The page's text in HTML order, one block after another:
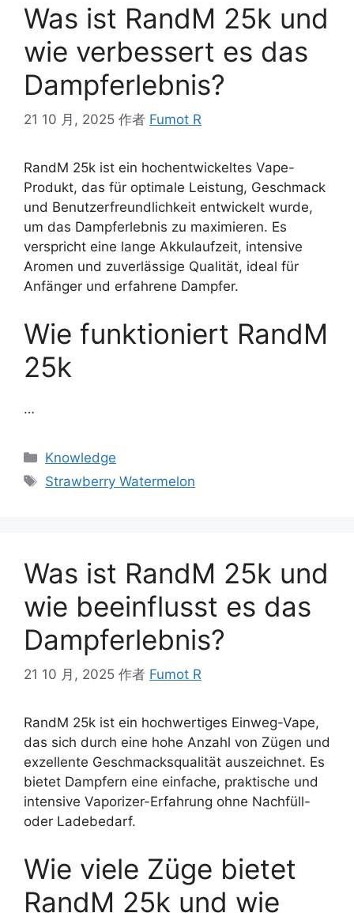
Was ist RandM 25k und
wie verbessert es das
Dampferlebnis?
21 10 月, 2025 作者 Fumot R
RandM 25k ist ein hochentwickeltes Vape-
Produkt, das für optimale Leistung, Geschmack
und Benutzerfreundlichkeit entwickelt wurde,
um das Dampferlebnis zu maximieren. Es
verspricht eine lange Akkulaufzeit, intensive
Aromen und zuverlässige Qualität, ideal für
Anfänger und erfahrene Dampfer.
Wie funktioniert RandM
25k
…
Knowledge
Strawberry Watermelon
Was ist RandM 25k und
wie beeinflusst es das
Dampferlebnis?
21 10 月, 2025 作者 Fumot R
RandM 25k ist ein hochwertiges Einweg-Vape,
das sich durch eine hohe Anzahl von Zügen und
exzellente Geschmacksqualität auszeichnet. Es
bietet Dampfern eine einfache, praktische und
intensive Vaporizer-Erfahrung ohne Nachfüll-
oder Ladebedarf.
Wie viele Züge bietet
RandM 25k und wie